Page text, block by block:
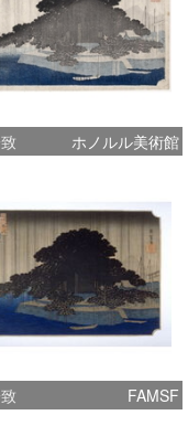
ホノルル美術館
FAMSF